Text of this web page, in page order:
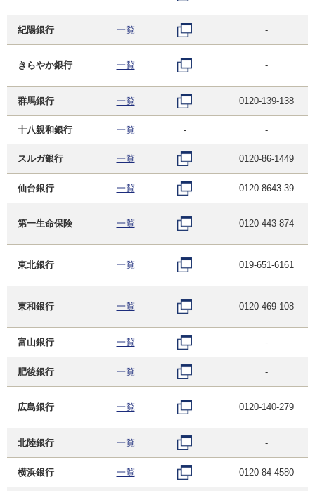
紀陽銀行 一覧 -
きらやか銀行 一覧 -
群馬銀行 一覧 0120-139-138
十八親和銀行 一覧 - -
スルガ銀行 一覧 0120-86-1449
仙台銀行 一覧 0120-8643-39
第一生命保険 一覧 0120-443-874
東北銀行 一覧 019-651-6161
東和銀行 一覧 0120-469-108
富山銀行 一覧 -
肥後銀行 一覧 -
広島銀行 一覧 0120-140-279
北陸銀行 一覧 -
横浜銀行 一覧 0120-84-4580